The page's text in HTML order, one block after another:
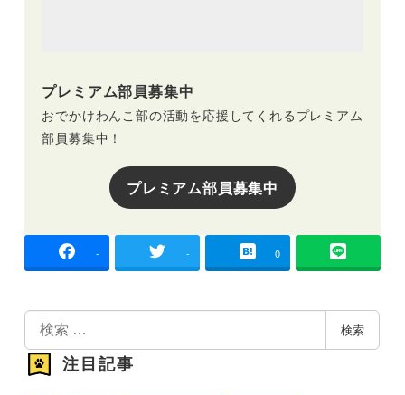
プレミアム部員募集中
おでかけわんこ部の活動を応援してくれるプレミアム
部員募集中！
プレミアム部員募集中
- - 0
索
検索
注目記事